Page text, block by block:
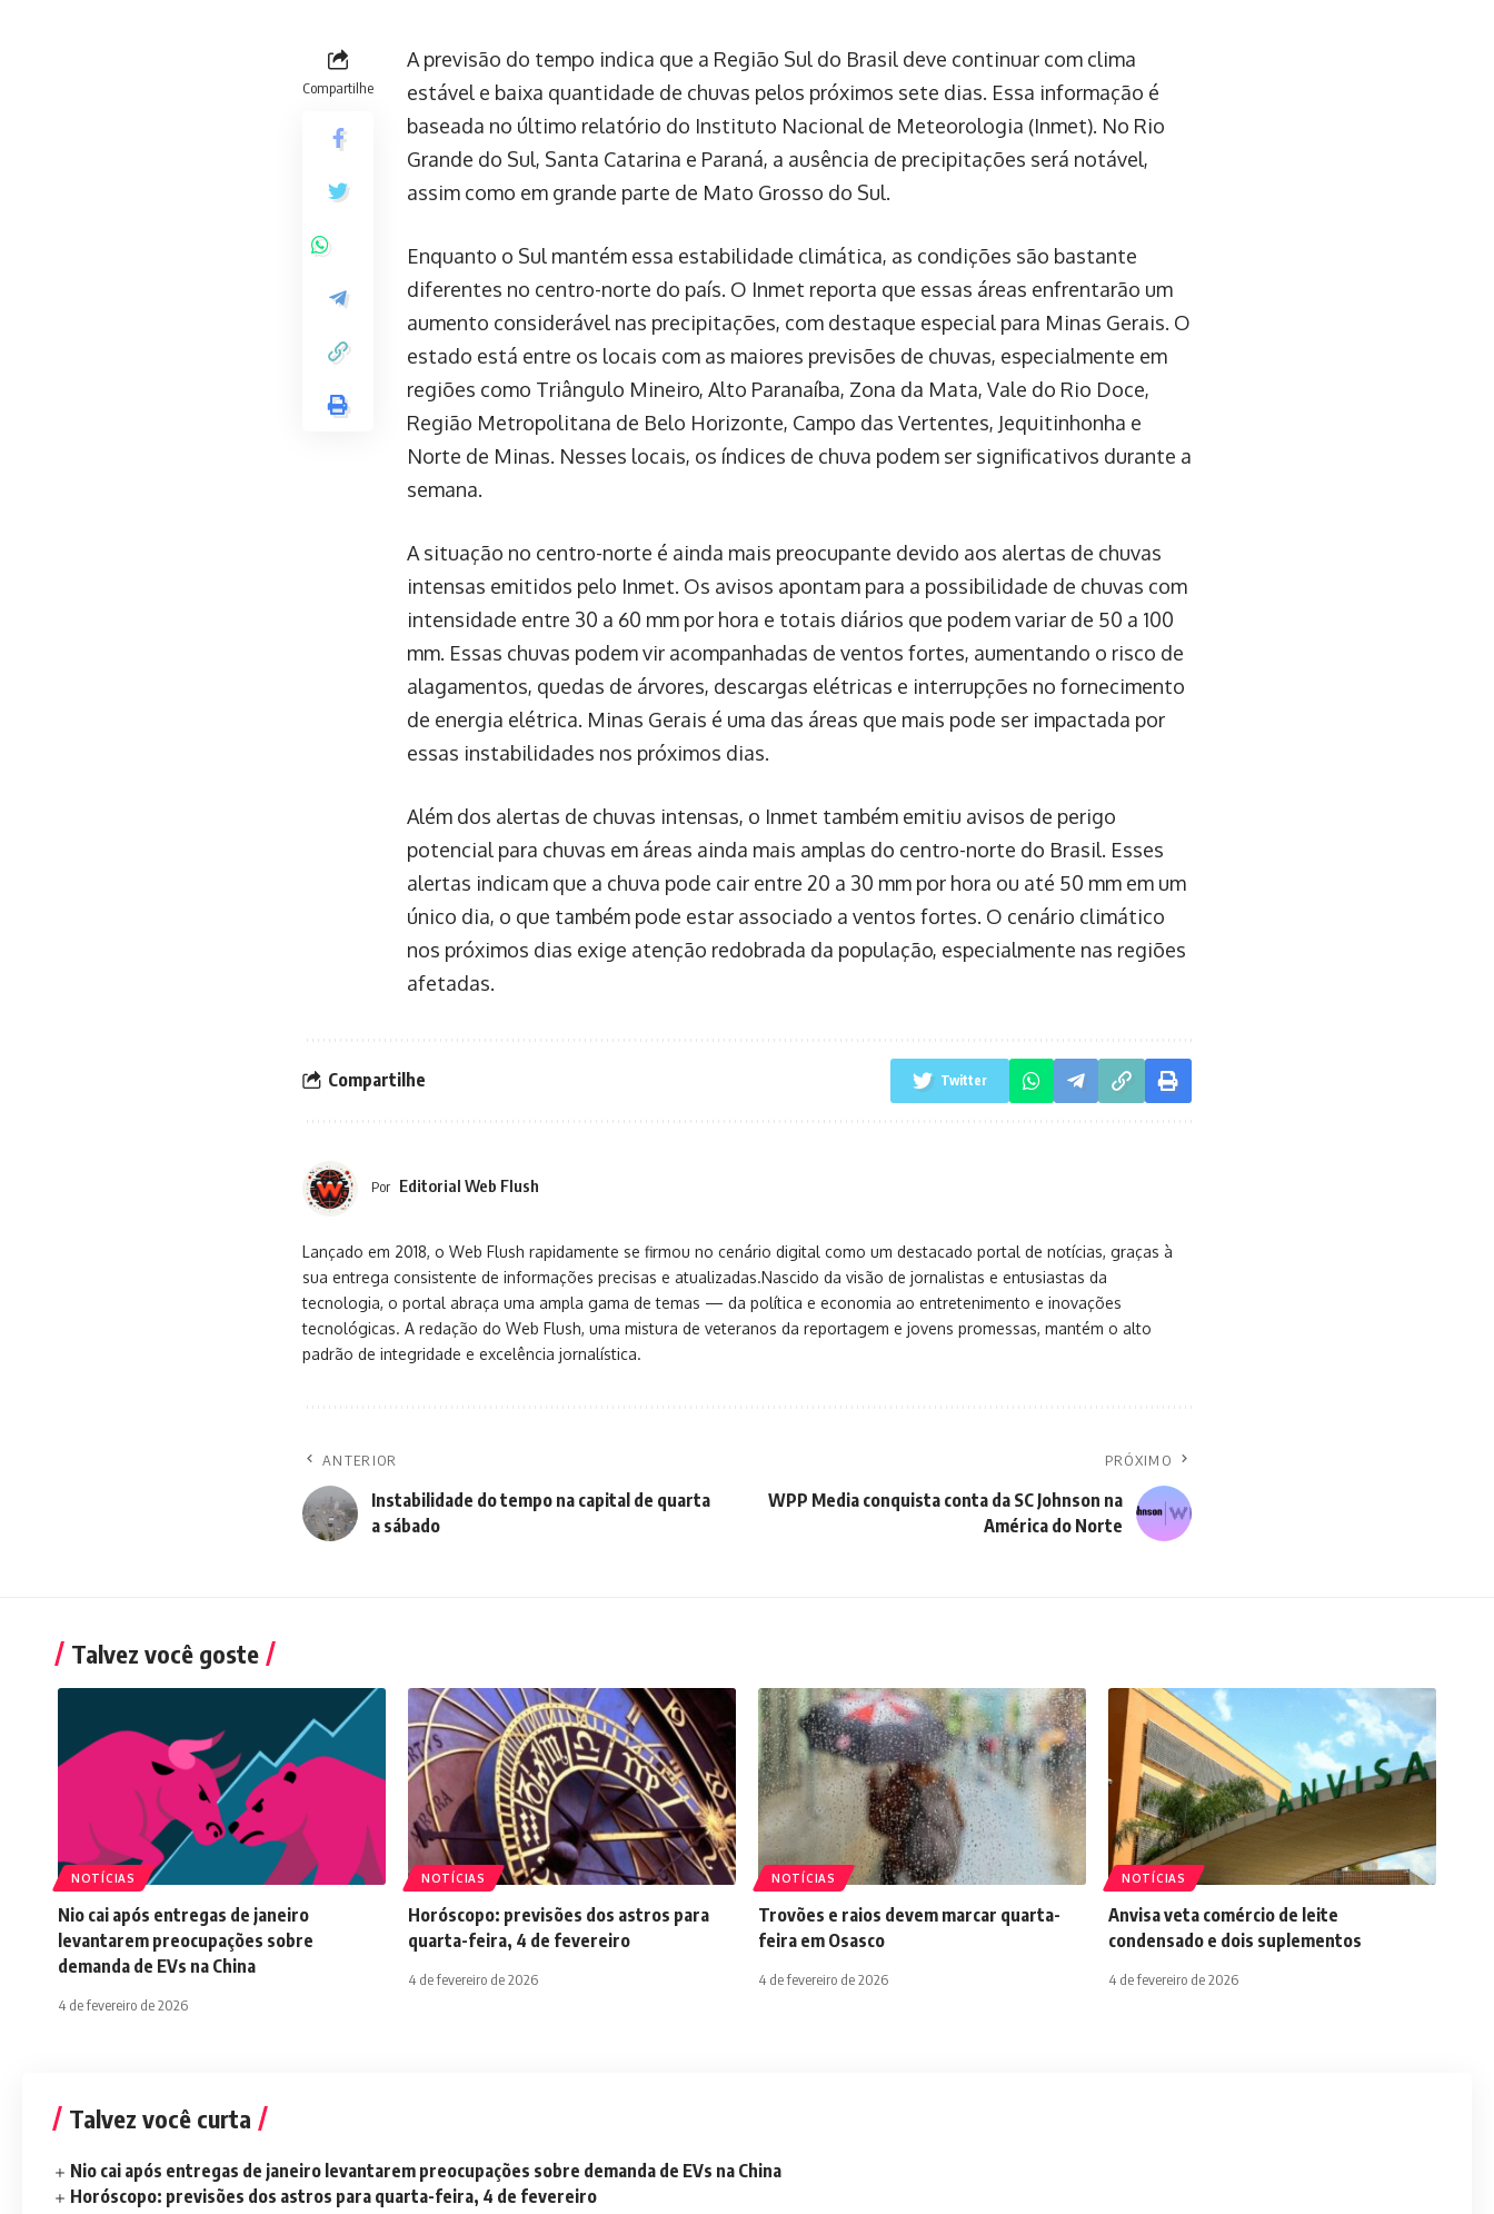
Compartilhe
A previsão do tempo indica que a Região Sul do Brasil deve continuar com clima
estável e baixa quantidade de chuvas pelos próximos sete dias. Essa informação é
baseada no último relatório do Instituto Nacional de Meteorologia (Inmet). No Rio
Grande do Sul, Santa Catarina e Paraná, a ausência de precipitações será notável,
assim como em grande parte de Mato Grosso do Sul.
Enquanto o Sul mantém essa estabilidade climática, as condições são bastante
diferentes no centro-norte do país. O Inmet reporta que essas áreas enfrentarão um
aumento considerável nas precipitações, com destaque especial para Minas Gerais. O
estado está entre os locais com as maiores previsões de chuvas, especialmente em
regiões como Triângulo Mineiro, Alto Paranaíba, Zona da Mata, Vale do Rio Doce,
Região Metropolitana de Belo Horizonte, Campo das Vertentes, Jequitinhonha e
Norte de Minas. Nesses locais, os índices de chuva podem ser significativos durante a
semana.
A situação no centro-norte é ainda mais preocupante devido aos alertas de chuvas
intensas emitidos pelo Inmet. Os avisos apontam para a possibilidade de chuvas com
intensidade entre 30 a 60 mm por hora e totais diários que podem variar de 50 a 100
mm. Essas chuvas podem vir acompanhadas de ventos fortes, aumentando o risco de
alagamentos, quedas de árvores, descargas elétricas e interrupções no fornecimento
de energia elétrica. Minas Gerais é uma das áreas que mais pode ser impactada por
essas instabilidades nos próximos dias.
Além dos alertas de chuvas intensas, o Inmet também emitiu avisos de perigo
potencial para chuvas em áreas ainda mais amplas do centro-norte do Brasil. Esses
alertas indicam que a chuva pode cair entre 20 a 30 mm por hora ou até 50 mm em um
único dia, o que também pode estar associado a ventos fortes. O cenário climático
nos próximos dias exige atenção redobrada da população, especialmente nas regiões
afetadas.
Compartilhe Twitter
Por Editorial Web Flush
Lançado em 2018, o Web Flush rapidamente se firmou no cenário digital como um destacado portal de notícias, graças à
sua entrega consistente de informações precisas e atualizadas.Nascido da visão de jornalistas e entusiastas da
tecnologia, o portal abraça uma ampla gama de temas — da política e economia ao entretenimento e inovações
tecnológicas. A redação do Web Flush, uma mistura de veteranos da reportagem e jovens promessas, mantém o alto
padrão de integridade e excelência jornalística.
ANTERIOR
Instabilidade do tempo na capital de quarta
a sábado
PRÓXIMO
WPP Media conquista conta da SC Johnson na
América do Norte
Talvez você goste
NOTÍCIAS
Nio cai após entregas de janeiro
levantarem preocupações sobre
demanda de EVs na China
4 de fevereiro de 2026
NOTÍCIAS
Horóscopo: previsões dos astros para
quarta-feira, 4 de fevereiro
4 de fevereiro de 2026
NOTÍCIAS
Trovões e raios devem marcar quarta-
feira em Osasco
4 de fevereiro de 2026
NOTÍCIAS
Anvisa veta comércio de leite
condensado e dois suplementos
4 de fevereiro de 2026
Talvez você curta
Nio cai após entregas de janeiro levantarem preocupações sobre demanda de EVs na China
Horóscopo: previsões dos astros para quarta-feira, 4 de fevereiro